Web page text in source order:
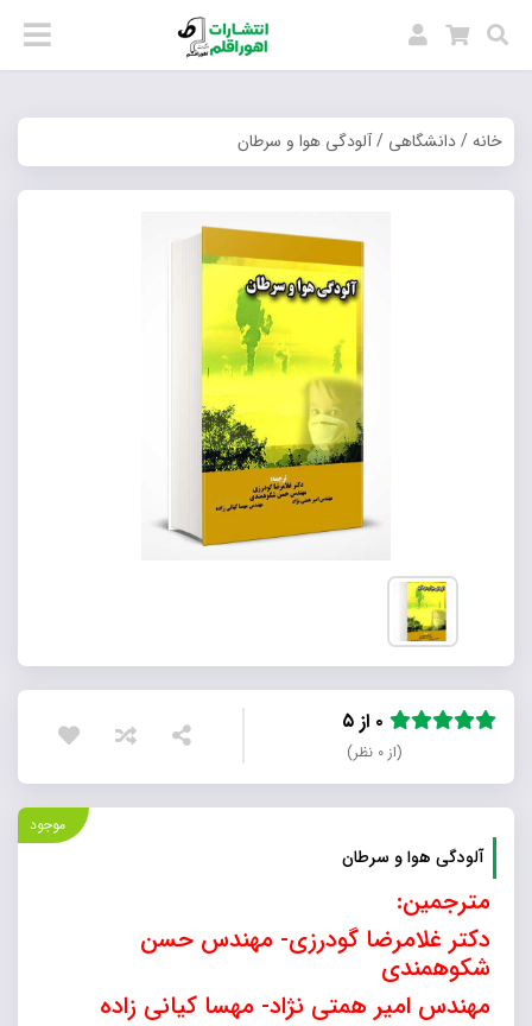
خانه/دانشگاهی / آلودگی هوا و سرطان
(از ۰ نظر)
موجود
آلودگی هوا و سرطان
مترجمین:
دکتر غلامرضا گودرزی- مهندس حسن
شکوهمندی
مهندس امیر همتی نژاد- مهسا کیانی زاده